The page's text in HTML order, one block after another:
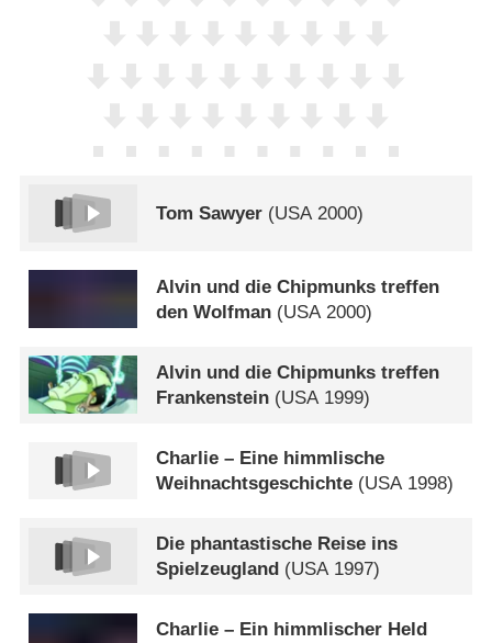
Tom Sawyer (USA2000)
Alvin und die Chipmunks treffen
den Wolfman (USA 2000)
Alvin und die Chipmunks treffen
Frankenstein (USA 1999)
Charlie – Eine himmlische
Weihnachtsgeschichte (USA1998)
Die phantastische Reise ins
Spielzeugland (USA1997)
Charlie – Ein himmlischer Held